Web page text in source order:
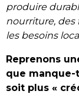
produire
nourriture, des
les besoins
Reprenons
que manque-
soit plus «